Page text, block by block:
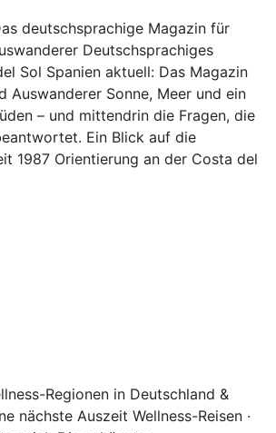
deutschsprachige Magazin für
Deutschsprachiges
Sol Spanien aktuell: Das Magazin
Auswanderer Sonne, Meer und ein
– und mittendrin die Fragen, die
Ein Blick auf die
1987 Orientierung an der Costa del
Regionen in Deutschland &
nächste Auszeit Wellness-Reisen ·